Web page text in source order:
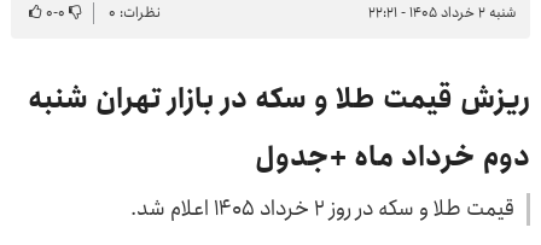
شنبه ۲ خرداد ۱۴۰۵ - ۲۲:۲۱
نظرات: ۰ ۰-۰
ریزش قیمت طلا و سکه در بازار تهران شنبه
دوم خرداد ماه +جدول
قیمت طلا و سکه در روز ۲ خرداد ۱۴۰۵ اعلام شد.